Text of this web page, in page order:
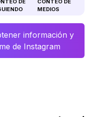
DE
CONTEO DE
MEDIOS
información y
de Instagram